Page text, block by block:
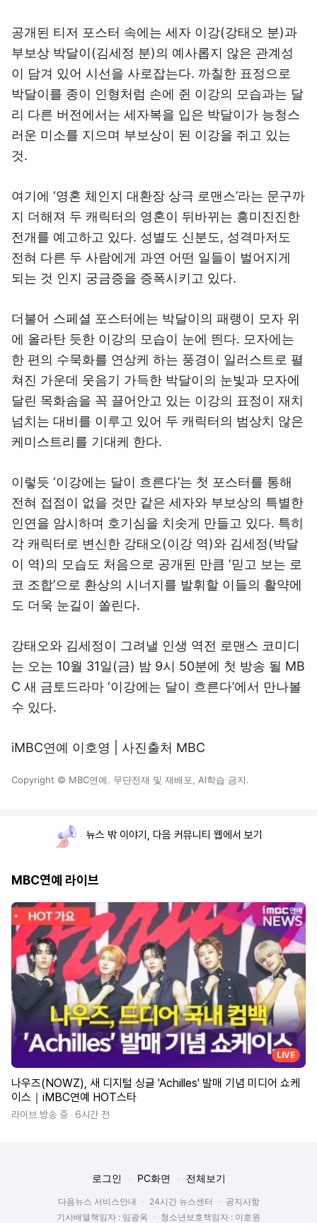
공개된 티저 포스터 속에는 세자 이강(강태오 분)과
부보상 박달이(김세정 분)의 예사롭지 않은 관계성
이 담겨 있어 시선을 사로잡는다. 까칠한 표정으로
박달이를 종이 인형처럼 손에 쥔 이강의 모습과는 달
리 다른 버전에서는 세자복을 입은 박달이가 능청스
러운 미소를 지으며 부보상이 된 이강을 쥐고 있는
것.
여기에 ‘영혼 체인지 대환장 상극 로맨스’라는 문구까
지 더해져 두 캐릭터의 영혼이 뒤바뀌는 흥미진진한
전개를 예고하고 있다. 성별도 신분도, 성격마저도
전혀 다른 두 사람에게 과연 어떤 일들이 벌어지게
되는 것 인지 궁금증을 증폭시키고 있다.
더불어 스페셜 포스터에는 박달이의 패랭이 모자 위
에 올라탄 듯한 이강의 모습이 눈에 띈다. 모자에는
한 편의 수묵화를 연상케 하는 풍경이 일러스트로 펼
쳐진 가운데 웃음기 가득한 박달이의 눈빛과 모자에
달린 목화솜을 꼭 끌어안고 있는 이강의 표정이 재치
넘치는 대비를 이루고 있어 두 캐릭터의 범상치 않은
케미스트리를 기대케 한다.
이렇듯 ‘이강에는 달이 흐른다’는 첫 포스터를 통해
전혀 접점이 없을 것만 같은 세자와 부보상의 특별한
인연을 암시하며 호기심을 치솟게 만들고 있다. 특히
각 캐릭터로 변신한 강태오(이강 역)와 김세정(박달
이 역)의 모습도 처음으로 공개된 만큼 ‘믿고 보는 로
코 조합’으로 환상의 시너지를 발휘할 이들의 활약에
도 더욱 눈길이 쏠린다.
강태오와 김세정이 그려낼 인생 역전 로맨스 코미디
는 오는 10월 31일(금) 밤 9시 50분에 첫 방송 될 MB
C 새 금토드라마 ‘이강에는 달이 흐른다’에서 만나볼
수 있다.
iMBC연예 이호영 | 사진출처 MBC
Copyright © MBC연예. 무단전재 및 재배포, AI학습 금지.
뉴스 밖 이야기, 다음 커뮤니티 웹에서 보기
MBC연예 라이브
LIVE
나우즈(NOWZ), 새 디지털 싱글 'Achilles' 발매 기념 미디어 쇼케
이스｜iMBC연예 HOT스타
라이브 방송 중 6시간 전
로그인 PC화면 전체보기
다음뉴스 서비스안내 24시간 뉴스센터
공지사항
기사배열책임자 : 임광욱
청소년보호책임자 : 이호원